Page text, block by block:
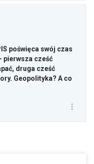
poświęca swój czas
pierwsza cześć
druga cześć
Geopolityka? A co